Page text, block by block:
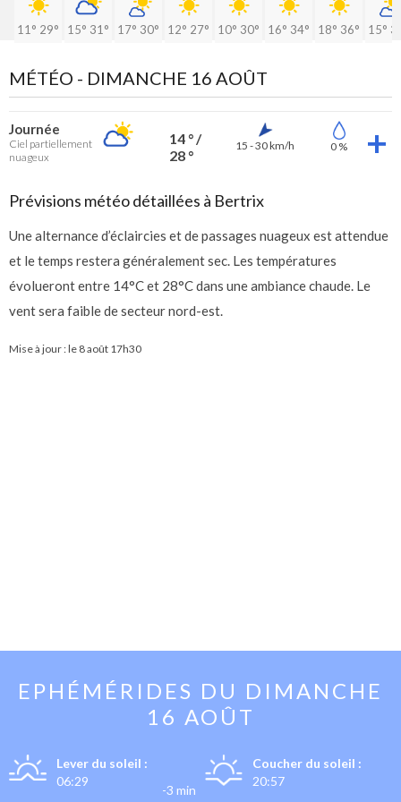
11° 29° 15° 31° 17° 30° 12° 27° 10° 30° 16° 34° 18° 36° 15°
MÉTÉO - DIMANCHE 16 AOÛT
Journée
Ciel partiellement
nuageux
14 ° /
28 °
15 - 30 km/h 0 %
Prévisions météo détaillées à Bertrix
Une alternance d’éclaircies et de passages nuageux est attendue
et le temps restera généralement sec. Les températures
évolueront entre 14°C et 28°C dans une ambiance chaude. Le
vent sera faible de secteur nord-est.
Mise à jour : le 8 août 17h30
EPHÉMÉRIDES DU DIMANCHE
16 AOÛT
Lever du soleil :
06:29
-3 min
Coucher du soleil :
20:57